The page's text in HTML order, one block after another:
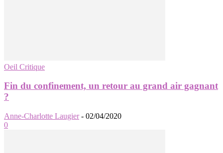
Oeil Critique
Fin du confinement, un retour au grand air gagnant
?
Anne-Charlotte Laugier - 02/04/2020
0